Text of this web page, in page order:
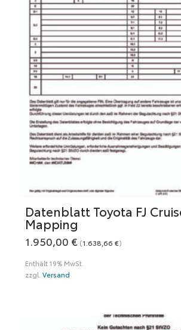
Datenblatt Toyota FJ
Mapping
1.950,00 € (1.638,66 €)
Enthält 19% MwSt.
zzgl. Versand